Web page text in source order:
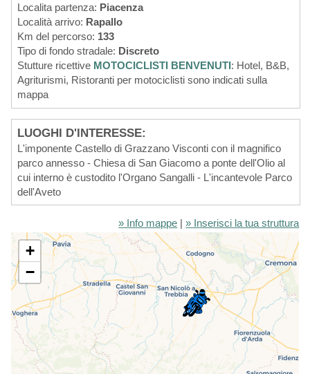
Localita partenza: Piacenza
Località arrivo: Rapallo
Km del percorso: 133
Tipo di fondo stradale: Discreto
Stutture ricettive MOTOCICLISTI BENVENUTI: Hotel, B&B,
Agriturismi, Ristoranti per motociclisti sono indicati sulla
mappa
LUOGHI D'INTERESSE:
L'imponente Castello di Grazzano Visconti con il magnifico
parco annesso - Chiesa di San Giacomo a ponte dell'Olio al
cui interno è custodito l'Organo Sangalli - L'incantevole Parco
dell'Aveto
» Info mappe |» Inserisci la tua struttura
+
−